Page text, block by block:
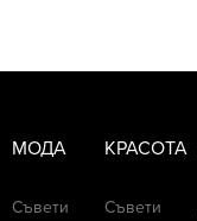
МОДА
Съвети
КРАСОТА
Съвети